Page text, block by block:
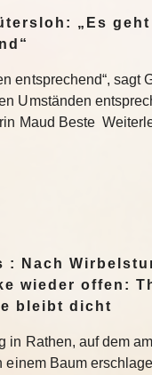
„Es
entsprechend“, sagt
Umständen
Maud Beste
: Nach
wieder offen:
bleibt dicht
in Rathen, auf dem
einem Baum